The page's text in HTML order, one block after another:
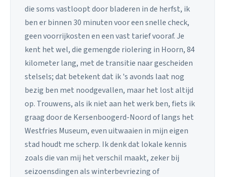
die soms vastloopt door bladeren in de herfst, ik
ben er binnen 30 minuten voor een snelle check,
geen voorrijkosten en een vast tarief vooraf. Je
kent het wel, die gemengde riolering in Hoorn, 84
kilometer lang, met de transitie naar gescheiden
stelsels; dat betekent dat ik 's avonds laat nog
bezig ben met noodgevallen, maar het lost altijd
op. Trouwens, als ik niet aan het werk ben, fiets ik
graag door de Kersenboogerd-Noord of langs het
Westfries Museum, even uitwaaien in mijn eigen
stad houdt me scherp. Ik denk dat lokale kennis
zoals die van mij het verschil maakt, zeker bij
seizoensdingen als winterbevriezing of